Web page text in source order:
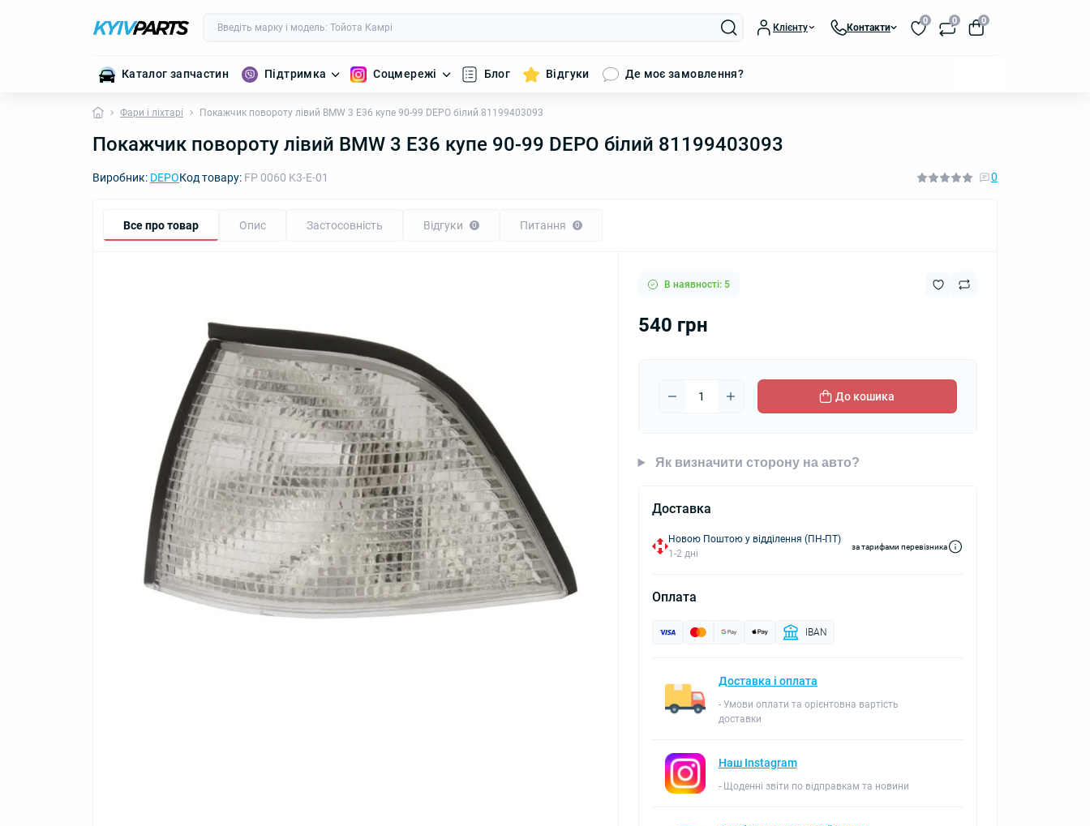
Клієнту Контакти
0 0 0
Каталог запчастин Підтримка Соцмережі Блог Відгуки Де моє замовлення?
Фари і ліхтарі Покажчик повороту лівий BMW 3 E36 купе 90-99 DEPO білий 81199403093
Покажчик повороту лівий BMW 3 E36 купе 90-99 DEPO білий 81199403093
Виробник: DEPOКод товару: FP 0060 K3-E-01 0
Все про товар Опис Застосовність Відгуки 0 Питання 0
В наявності: 5
540 грн
До кошика
Як визначити сторону на авто?
Доставка
Новою Поштою у відділення (ПН-ПТ)
1-2 дні
за тарифами перевізника
Оплата
IBAN
Доставка і оплата
- Умови оплати та орієнтовна вартість
доставки
Наш Instagram
- Щоденні звіти по відправкам та новини